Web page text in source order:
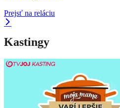
Prejsť na reláciu
Kastingy